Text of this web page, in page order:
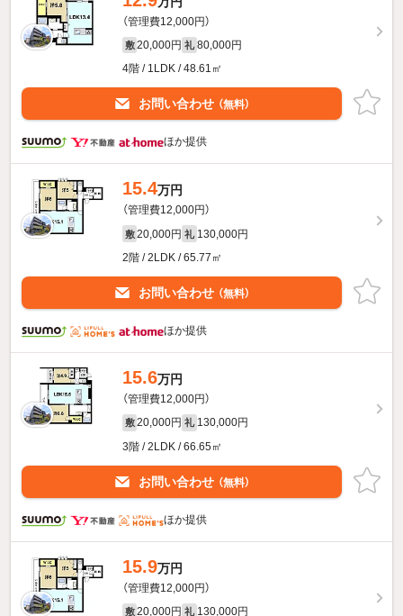
（管理費12,000円）
敷 20,000円 礼 80,000円
4階 / 1LDK / 48.61㎡
お問い合わせ （無料）
ほか提供
15.4万円
（管理費12,000円）
敷 20,000円 礼 130,000円
2階 / 2LDK / 65.77㎡
お問い合わせ （無料）
ほか提供
15.6万円
（管理費12,000円）
敷 20,000円 礼 130,000円
3階 / 2LDK / 66.65㎡
お問い合わせ （無料）
ほか提供
15.9万円
（管理費12,000円）
敷 20,000円 礼 130,000円